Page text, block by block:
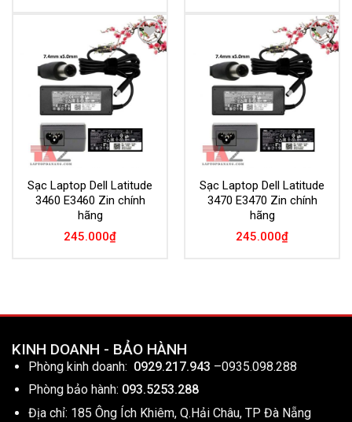
Add to
Wishlist
Sạc Laptop Dell Latitude
3460 E3460 Zin chính
hãng
245.000₫
Add to
Wishlist
Sạc Laptop Dell Latitude
3470 E3470 Zin chính
hãng
245.000₫
KINH DOANH - BẢO HÀNH
Phòng kinh doanh: 0929.217.943 –0935.098.288
Phòng bảo hành: 093.5253.288
Địa chỉ: 185 Ông Ích Khiêm, Q.Hải Châu, TP Đà Nẵng